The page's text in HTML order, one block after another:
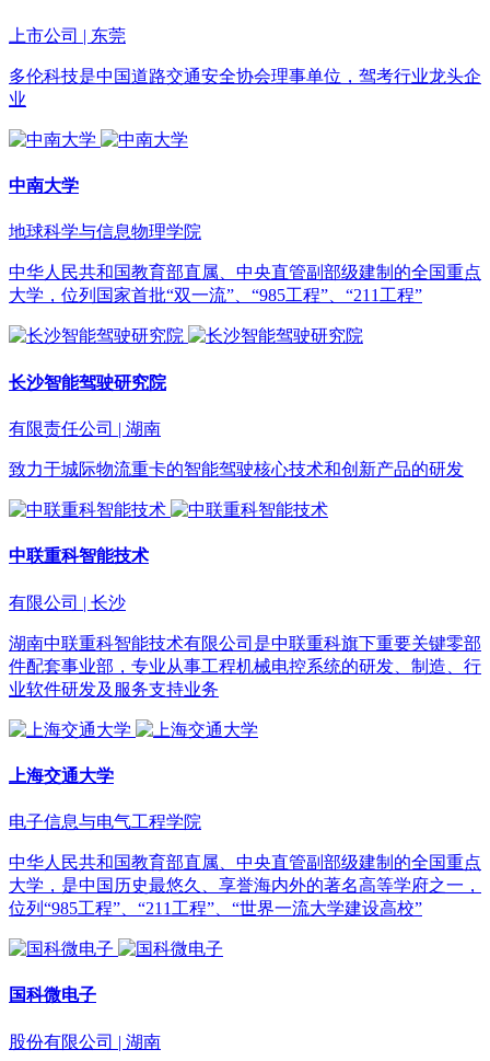
上市公司 | 东莞
多伦科技是中国道路交通安全协会理事单位，驾考行业龙头企
业
中南大学
地球科学与信息物理学院
中华人民共和国教育部直属、中央直管副部级建制的全国重点
大学，位列国家首批“双一流”、“985工程”、“211工程”
长沙智能驾驶研究院
有限责任公司 | 湖南
致力于城际物流重卡的智能驾驶核心技术和创新产品的研发
中联重科智能技术
有限公司 | 长沙
湖南中联重科智能技术有限公司是中联重科旗下重要关键零部
件配套事业部，专业从事工程机械电控系统的研发、制造、行
业软件研发及服务支持业务
上海交通大学
电子信息与电气工程学院
中华人民共和国教育部直属、中央直管副部级建制的全国重点
大学，是中国历史最悠久、享誉海内外的著名高等学府之一，
位列“985工程”、“211工程”、“世界一流大学建设高校”
国科微电子
股份有限公司 | 湖南